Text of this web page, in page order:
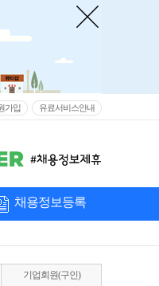
가입 유료서비스안내
채용정보등록
기업회원(구인)